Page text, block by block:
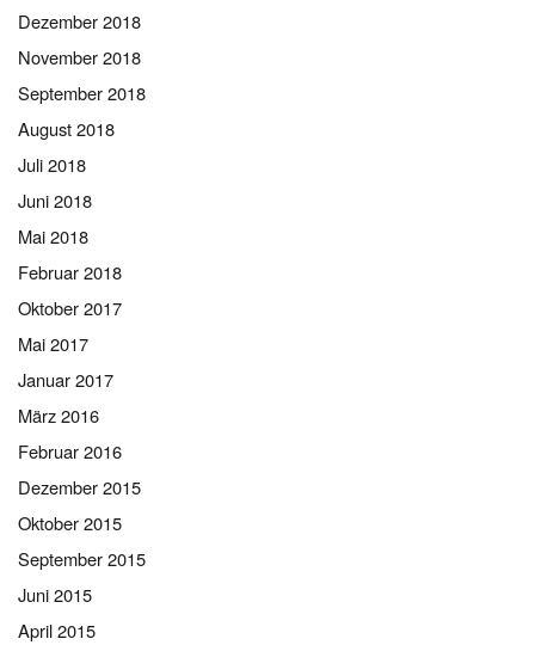
Dezember 2018
November 2018
September 2018
August 2018
Juli 2018
Juni 2018
Mai 2018
Februar 2018
Oktober 2017
Mai 2017
Januar 2017
März 2016
Februar 2016
Dezember 2015
Oktober 2015
September 2015
Juni 2015
April 2015